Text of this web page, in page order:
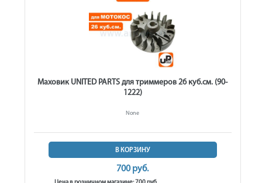
Маховик UNITED PARTS для триммеров 26 куб.см. (90-
1222)
None
В КОРЗИНУ
700 руб.